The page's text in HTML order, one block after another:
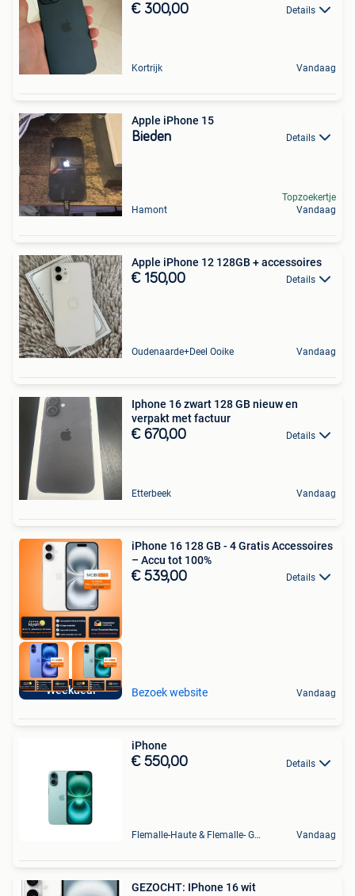
€ 300,00 Details
Kortrijk Vandaag
Apple iPhone 15
Bieden Details
Hamont
Topzoekertje
Vandaag
Apple iPhone 12 128GB + accessoires
€ 150,00 Details
Oudenaarde+Deel Ooike Vandaag
Iphone 16 zwart 128 GB nieuw en
verpakt met factuur
€ 670,00 Details
Etterbeek Vandaag
Weekdeal
iPhone 16 128 GB - 4 Gratis Accessoires
– Accu tot 100%
€ 539,00 Details
Bezoek website Vandaag
iPhone
€ 550,00 Details
Flemalle-Haute & Flemalle- Grande & Partie Awirs Vandaag
GEZOCHT: IPhone 16 wit